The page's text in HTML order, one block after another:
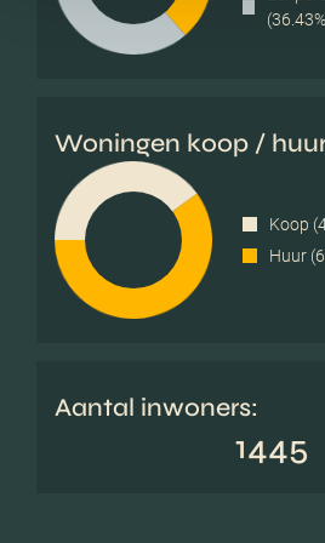
Woningen koop /
Koop
Huur
Aantal inwoners:
1445